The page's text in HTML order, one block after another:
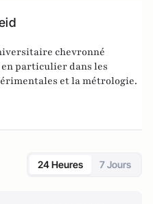
chevronné
particulier dans les
et la métrologie.
24 Heures 7 Jours